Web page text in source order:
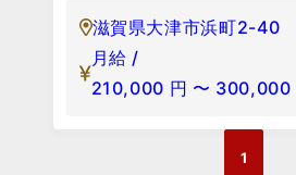
滋賀県大津市浜町2-40
月給 /
210,000 円 〜 300,000
1